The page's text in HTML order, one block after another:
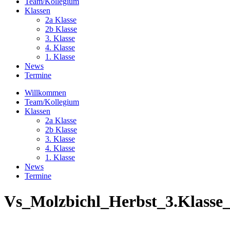
Klassen
2a Klasse
2b Klasse
3. Klasse
4. Klasse
1. Klasse
News
Termine
Willkommen
Team/Kollegium
Klassen
2a Klasse
2b Klasse
3. Klasse
4. Klasse
1. Klasse
News
Termine